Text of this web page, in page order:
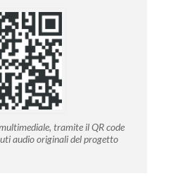
tramite il QR code
audio originali del progetto